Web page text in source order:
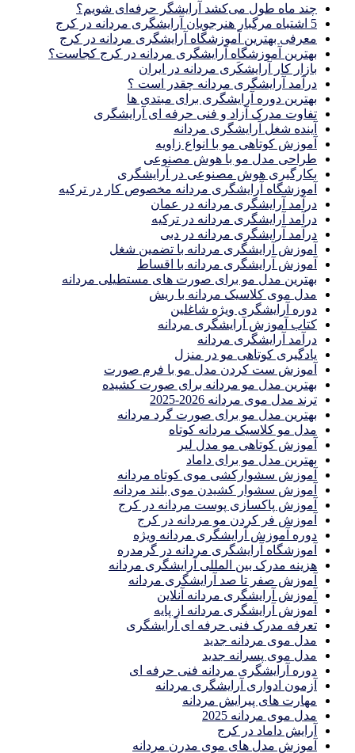
چند ماه طول می‌کشد آرایشگر حرفه‌ای شویم؟
5 اشتباه مرگبار هنرجویان آرایشگری مردانه در کرج
معرفی بهترین آموزشگاه آرایشگری مردانه در کرج
بهترین آموزشگاه آرایشگری مردانه در کرج کجاست؟
بازار كار آرايشكَرى مردانه در ايران
درآمد آرایشگری مردانه چقدر است ؟
بهترین دوره آرایشگری برای مبتدی ها
تفاوت مدرک آزاد و فنی حرفه ای آرایشگری
آینده شغل آرایشگری مردانه
آموزش کوتاهی مو با انواع زاویه
طراحی مدل مو با هوش مصنوعی
بکارگیری هوش مصنوعی در آرایشگری
آموزشگاه آرایشگری مردانه مخصوص کار در ترکیه
درآمد آرایشگری مردانه در عمان
درآمد آرایشگری مردانه در ترکیه
درآمد آرایشگری مردانه در دبی
آموزش آرایشگری مردانه با تضمین شغل
آموزش آرایشگری مردانه با اقساط
بهترین مدل مو برای صورت های مستطیلی مردانه
مدل موی کلاسیک مردانه با ریش
دوره آرایشگری ویژه شاغلین
کتاب آموزش آرایشگری مردانه
درآمد آرایشگری مردانه
یادگیری كوتاهى مو در منزل
آموزش ست كردن مدل مو با فرم صورت
بهترین مدل مو مردانه برای صورت کشیده
ترند مدل موی مردانه 2026-2025
بهترين مدل مو براى صورت گرد مردانه
مدل مو کلاسیک مردانه کوتاه
آموزش کوتاهی مو مدل لیر
بهترین مدل مو برای داماد
آموزش سشوارکشی موی کوتاه مردانه
آموزش سشوار کشیدن موی بلند مردانه
آموزش پاکسازی پوست مردانه در کرج
آموزش فر کردن مو مردانه در کرج
دوره آموزش آرایشگری مردانه ویژه
آموزشگاه آرایشگری مردانه در گرمدره
هزینه مدرک بین المللی آرایشگری مردانه
آموزش صفر تا صد آرایشگری مردانه
آموزش آرایشگری مردانه آنلاین
آموزش آرایشگری مردانه از پایه
تعرفه مدرک فنی حرفه ای آرایشگری
مدل موی مردانه جدید
مدل موی پسرانه جدید
دوره آرایشگری مردانه فنی حرفه ای
آزمون ادواری آرایشگری مردانه
مهارت های پیرایش مردانه
مدل موی مردانه 2025
آرایش داماد در کرج
آموزش مدل های موی مدرن مردانه